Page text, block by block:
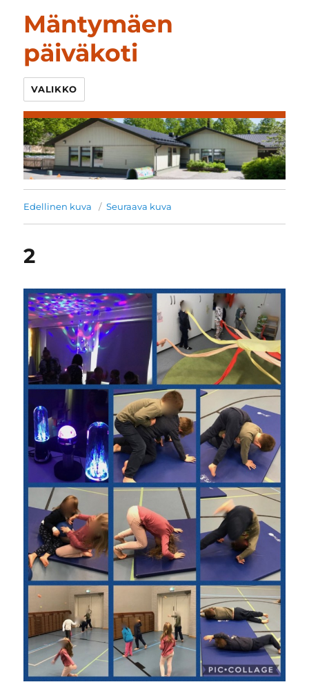
Mäntymäen
päiväkoti
VALIKKO
Edellinen kuva Seuraava kuva
2